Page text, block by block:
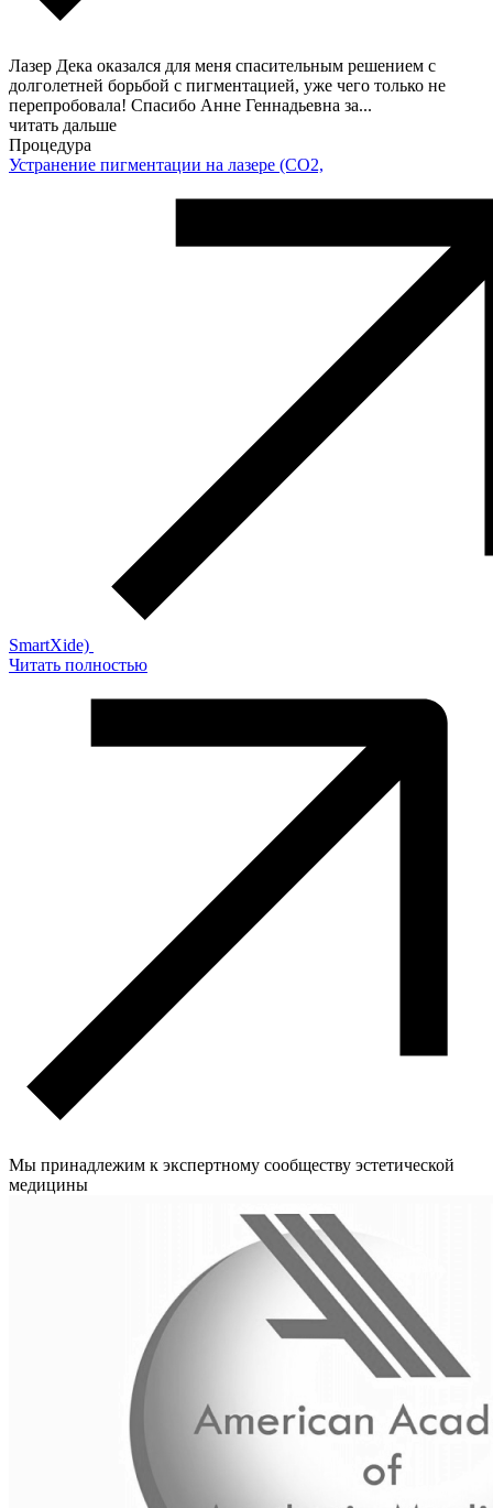
Лазер Дека оказался для меня спасительным решением с
долголетней борьбой с пигментацией, уже чего только не
перепробовала! Спасибо Анне Геннадьевна за...
читать дальше
Процедура
Устранение пигментации на лазере (СO2,
SmartXide)
Читать полностью
Мы принадлежим к экспертному сообществу эстетической
медицины